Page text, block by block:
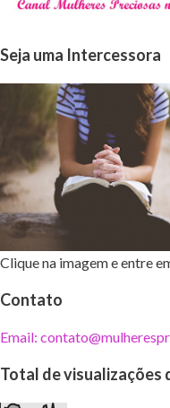
Seja uma Intercessora
Clique na imagem e entre
Contato
Email:
Total de visualizações